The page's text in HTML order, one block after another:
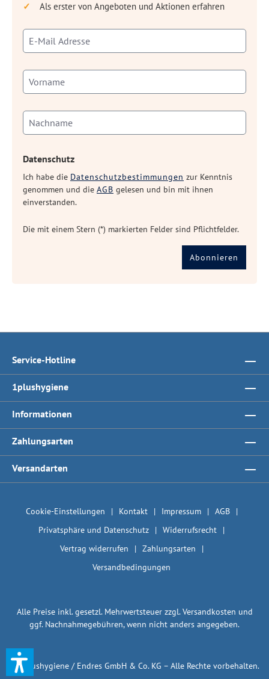
Als erster von Angeboten und Aktionen erfahren
Datenschutz
Ich habe die Datenschutzbestimmungen zur Kenntnis
genommen und die AGB gelesen und bin mit ihnen
einverstanden.
Die mit einem Stern (*) markierten Felder sind Pflichtfelder.
Abonnieren
Service-Hotline
1plushygiene
Informationen
Zahlungsarten
Versandarten
Cookie-Einstellungen Kontakt Impressum
AGB
Privatsphäre und Datenschutz
Widerrufsrecht
Vertrag widerrufen
Zahlungsarten
Versandbedingungen
Alle Preise inkl. gesetzl. Mehrwertsteuer zzgl.Versandkosten und
ggf. Nachnahmegebühren, wenn nicht anders angegeben.
© 1plushygiene / Endres GmbH & Co. KG – Alle Rechte vorbehalten.